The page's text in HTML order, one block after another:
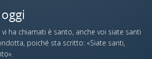
ha chiamati è santo, anche voi siate santi
poiché sta scritto: «Siate santi,